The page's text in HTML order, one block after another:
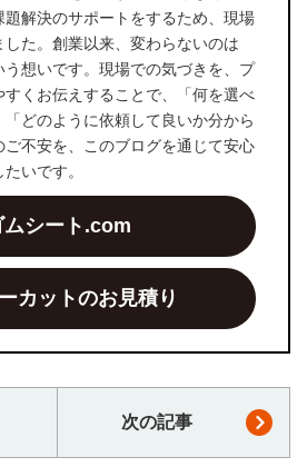
解決のサポートをするため、現場
た。創業以来、変わらないのは
う想いです。現場での気づきを、プ
すくお伝えすることで、「何を選べ
どのように依頼して良いか分から
不安を、このブログを通じて安心
いです。
ムシート.com
カットのお見積り
次の記事